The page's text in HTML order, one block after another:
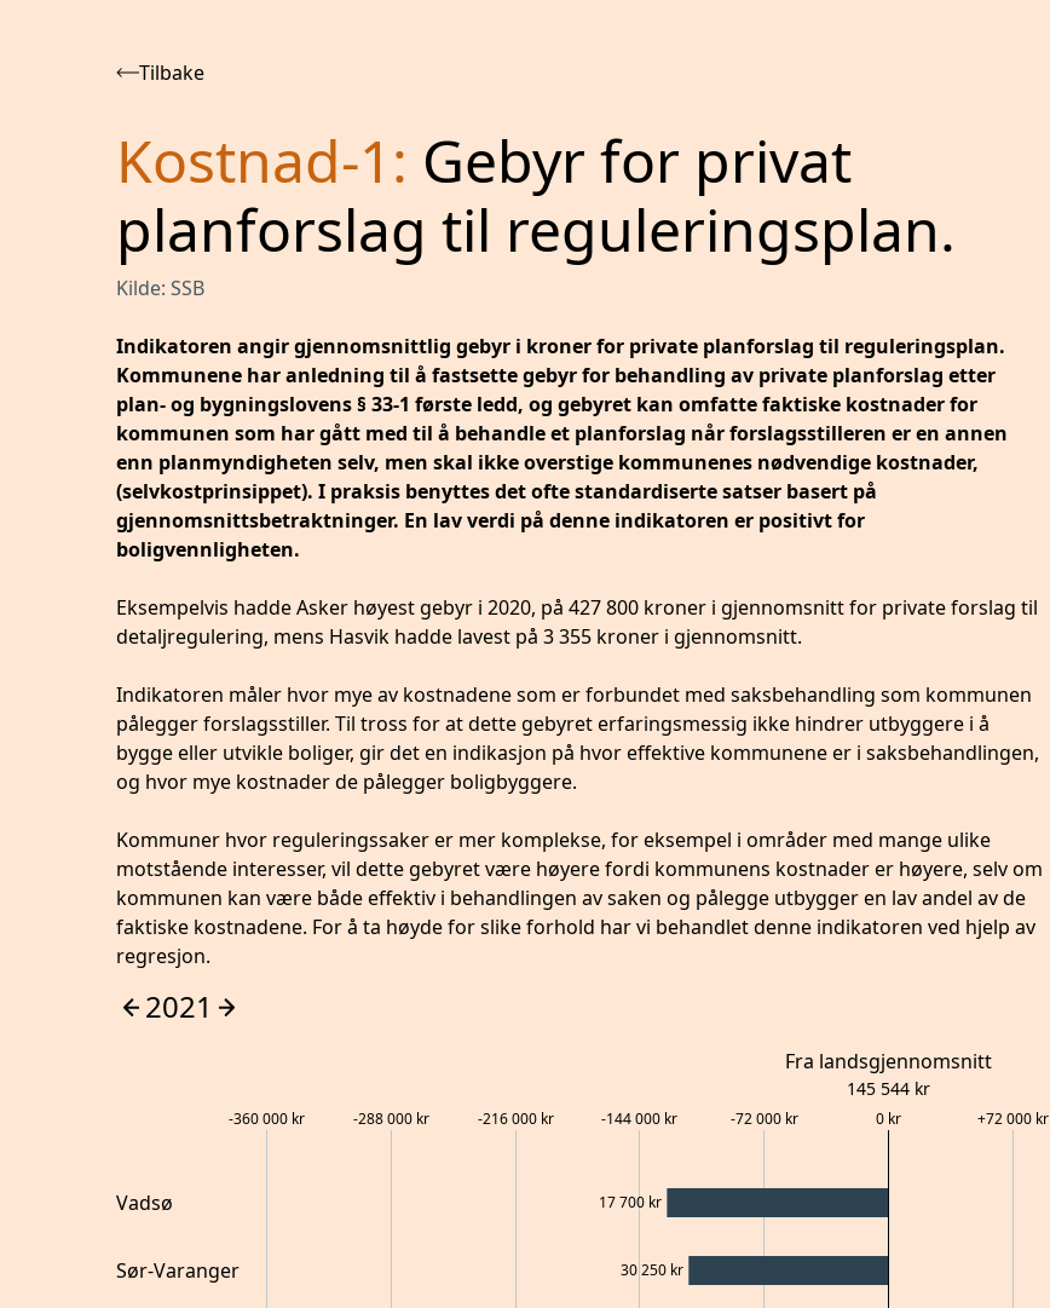
Tilbake
Kostnad-1 : Gebyr for privat
planforslag til reguleringsplan.
Kilde: SSB
Indikatoren angir gjennomsnittlig gebyr i kroner for private planforslag til reguleringsplan.
Kommunene har anledning til å fastsette gebyr for behandling av private planforslag etter
plan- og bygningslovens § 33-1 første ledd, og gebyret kan omfatte faktiske kostnader for
kommunen som har gått med til å behandle et planforslag når forslagsstilleren er en annen
enn planmyndigheten selv, men skal ikke overstige kommunenes nødvendige kostnader,
(selvkostprinsippet). I praksis benyttes det ofte standardiserte satser basert på
gjennomsnittsbetraktninger. En lav verdi på denne indikatoren er positivt for
boligvennligheten.
Eksempelvis hadde Asker høyest gebyr i 2020, på 427 800 kroner i gjennomsnitt for private forslag til
detaljregulering, mens Hasvik hadde lavest på 3 355 kroner i gjennomsnitt.
Indikatoren måler hvor mye av kostnadene som er forbundet med saksbehandling som kommunen
pålegger forslagsstiller. Til tross for at dette gebyret erfaringsmessig ikke hindrer utbyggere i å
bygge eller utvikle boliger, gir det en indikasjon på hvor effektive kommunene er i saksbehandlingen,
og hvor mye kostnader de pålegger boligbyggere.
Kommuner hvor reguleringssaker er mer komplekse, for eksempel i områder med mange ulike
motstående interesser, vil dette gebyret være høyere fordi kommunens kostnader er høyere, selv om
kommunen kan være både effektiv i behandlingen av saken og pålegge utbygger en lav andel av de
faktiske kostnadene. For å ta høyde for slike forhold har vi behandlet denne indikatoren ved hjelp av
regresjon.
2021
Vadsø
Sør-Varanger
Fra landsgjennomsnitt
145 544 kr
-360 000 kr -288 000 kr -216 000 kr -144 000 kr -72 000 kr 0 kr +72 000 kr
17 700 kr
30 250 kr